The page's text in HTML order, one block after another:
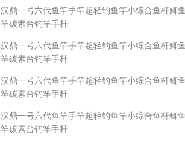
汉鼎一号六代鱼竿手竿超轻钓鱼竿小综合鱼杆鲫鱼
竿碳素台钓竿手杆
汉鼎一号六代鱼竿手竿超轻钓鱼竿小综合鱼杆鲫鱼
竿碳素台钓竿手杆
汉鼎一号六代鱼竿手竿超轻钓鱼竿小综合鱼杆鲫鱼
竿碳素台钓竿手杆
汉鼎一号六代鱼竿手竿超轻钓鱼竿小综合鱼杆鲫鱼
竿碳素台钓竿手杆